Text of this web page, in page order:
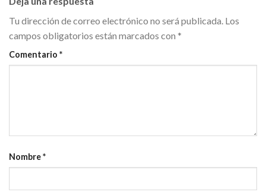
Tu dirección de correo electrónico no será publicada. Los
campos obligatorios están marcados con *
Comentario *
Nombre*